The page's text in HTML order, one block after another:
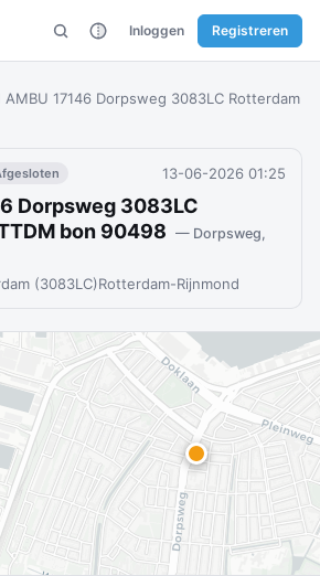
Inloggen Registreren
AMBU 17146 Dorpsweg 3083LC Rotterdam
13-06-2026 01:25
Dorpsweg 3083LC
bon 90498 — Dorpsweg,
(3083LC)Rotterdam-Rijnmond